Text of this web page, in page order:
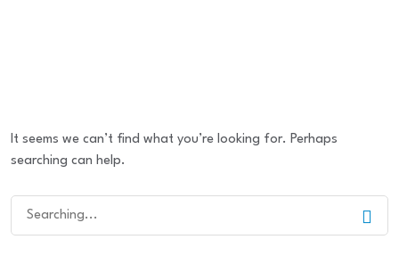
It seems we can’t find what you’re looking for. Perhaps
searching can help.